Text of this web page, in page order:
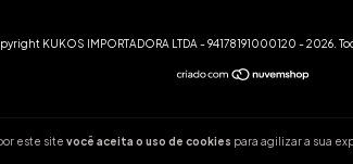
este site você aceita o uso de cookies para agilizar a sua
KUKOS IMPORTADORA LTDA - 94178191000120 - 2026.